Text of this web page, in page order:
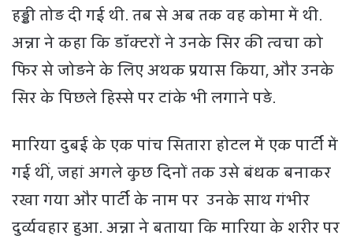
हड्डी तोड़ दी गई थी. तब से अब तक वह कोमा में थी.
अन्ना ने कहा कि डॉक्टरों ने उनके सिर की त्वचा को
फिर से जोड़ने के लिए अथक प्रयास किया, और उनके
सिर के पिछले हिस्से पर टांके भी लगाने पड़े.
मारिया दुबई के एक पांच सितारा होटल में एक पार्टी में
गई थीं, जहां अगले कुछ दिनों तक उसे बंधक बनाकर
रखा गया और पार्टी के नाम पर उनके साथ गंभीर
दुर्व्यवहार हुआ. अन्ना ने बताया कि मारिया के शरीर पर